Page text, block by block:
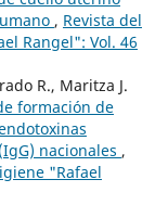
, Revista del
Rangel": Vol. 46
R., Maritza J.
formación de
nacionales ,
"Rafael